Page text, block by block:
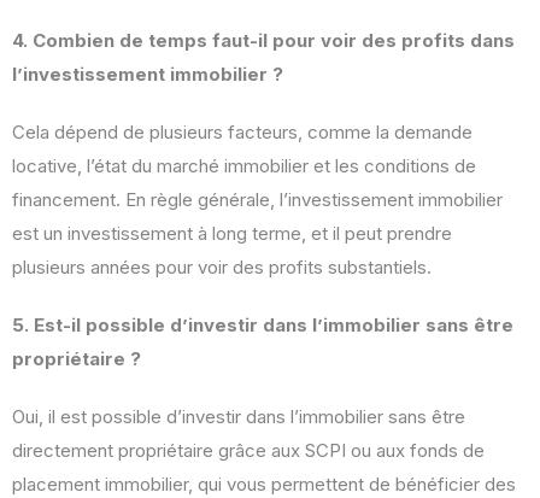
4. Combien de temps faut-il pour voir des profits dans
l’investissement immobilier ?
Cela dépend de plusieurs facteurs, comme la demande
locative, l’état du marché immobilier et les conditions de
financement. En règle générale, l’investissement immobilier
est un investissement à long terme, et il peut prendre
plusieurs années pour voir des profits substantiels.
5. Est-il possible d’investir dans l’immobilier sans être
propriétaire ?
Oui, il est possible d’investir dans l’immobilier sans être
directement propriétaire grâce aux SCPI ou aux fonds de
placement immobilier, qui vous permettent de bénéficier des